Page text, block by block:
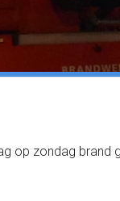
op zondag brand